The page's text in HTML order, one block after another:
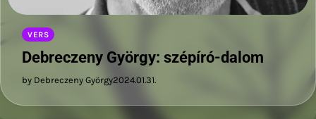
VERS
Debreczeny György: szépíró-dalom
by Debreczeny György2024.01.31.